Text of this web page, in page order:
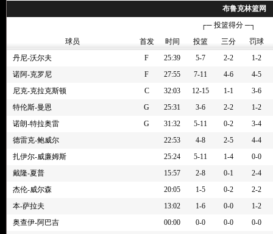
4节 02:23
[尼克-克拉克斯顿] 抛投不进
[安芬尼-西蒙斯] 25英尺处后撤步跳投不中
4节 02:55
[尼克-克拉克斯顿] 罚球 2投2中
4节 02:55
[尼克-克拉克斯顿] 罚球 2投1中
4节 02:55
[公牛] 教练发起挑战
4节 02:55
[篮网] 全场(60秒)暂停
4节 02:55
[尼克-理查兹] 投篮犯规
4节 03:02
[尼克-克拉克斯顿] 抢到防守篮板
4节 03:06
[丹尼-沃尔夫] 4英尺处封盖了 [科林-塞克斯顿] 的2分投篮
4节 03:20
布鲁克林篮网
┌─ 投篮得分 ─┐
球员
首发 时间 投篮 三分
罚球
丹尼-沃尔夫
F 25:39 5-7 2-2
1-2
诺阿-克罗尼
F 27:55 7-11 4-6
4-5
尼克-克拉克斯顿
C 32:03 12-15 1-1
3-6
特伦斯-曼恩
G 25:31 3-6 2-2
1-2
诺朗-特拉奥雷
G 31:32 5-11 0-2
3-4
德雷克-鲍威尔
22:53 4-8 2-5
4-4
扎伊尔-威廉姆斯
25:24 5-11 1-4
0-0
戴隆-夏普
15:57 2-8 0-1
2-4
杰伦-威尔森
20:05 1-5 0-2
2-2
本-萨拉夫
13:02 1-6 0-0
1-2
奥查伊-阿巴吉
00:00 0-0 0-0
0-0